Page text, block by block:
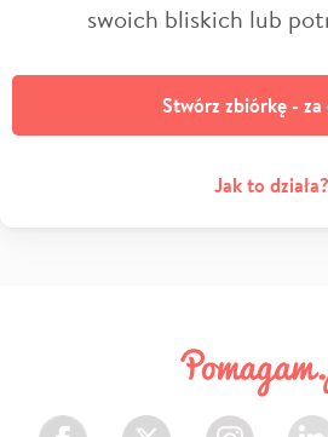
swoich bliskich lub
Stwórz zbiórkę - za
Jak to działa?
Facebook Twitter Instagram